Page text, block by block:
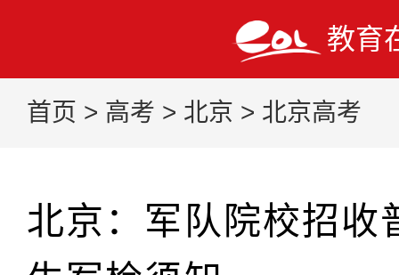
教育
首页 > 高考 > 北京 > 北京高考
北京：军队院校招收